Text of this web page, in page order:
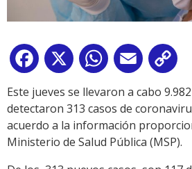
Facebook
X WhatsApp
Email
Este jueves se llevaron a cabo
detectaron 313 casos de
acuerdo a la información
Ministerio de Salud Pública (MSP).